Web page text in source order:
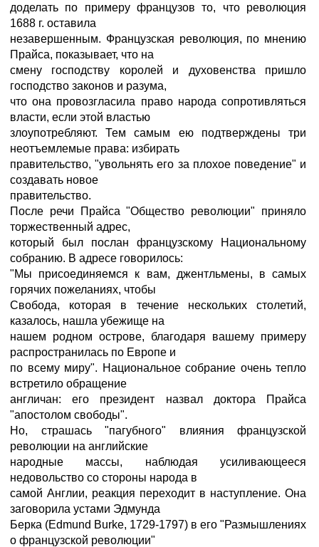
доделать по примеру французов то, что революция
1688 г. оставила
незавершенным. Французская революция, по мнению
Прайса, показывает, что на
смену господству королей и духовенства пришло
господство законов и разума,
что она провозгласила право народа сопротивляться
власти, если этой властью
злоупотребляют. Тем самым ею подтверждены три
неотъемлемые права: избирать
правительство, "увольнять его за плохое поведение" и
создавать новое
правительство.
После речи Прайса "Общество революции" приняло
торжественный адрес,
который был послан французскому Национальному
собранию. В адресе говорилось:
"Мы присоединяемся к вам, джентльмены, в самых
горячих пожеланиях, чтобы
Свобода, которая в течение нескольких столетий,
казалось, нашла убежище на
нашем родном острове, благодаря вашему примеру
распространилась по Европе и
по всему миру". Национальное собрание очень тепло
встретило обращение
англичан: его президент назвал доктора Прайса
"апостолом свободы".
Но, страшась "пагубного" влияния французской
революции на английские
народные массы, наблюдая усиливающееся
недовольство со стороны народа в
самой Англии, реакция переходит в наступление. Она
заговорила устами Эдмунда
Берка (Edmund Burke, 1729-1797) в его "Размышлениях
о французской революции"